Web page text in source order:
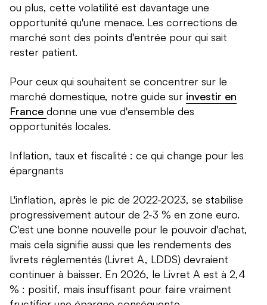
ou plus, cette volatilité est davantage une
opportunité qu'une menace. Les corrections de
marché sont des points d'entrée pour qui sait
rester patient.
Pour ceux qui souhaitent se concentrer sur le
marché domestique, notre guide sur investir en
France donne une vue d'ensemble des
opportunités locales.
Inflation, taux et fiscalité : ce qui change pour les
épargnants
L'inflation, après le pic de 2022-2023, se stabilise
progressivement autour de 2-3 % en zone euro.
C'est une bonne nouvelle pour le pouvoir d'achat,
mais cela signifie aussi que les rendements des
livrets réglementés (Livret A, LDDS) devraient
continuer à baisser. En 2026, le Livret A est à 2,4
% : positif, mais insuffisant pour faire vraiment